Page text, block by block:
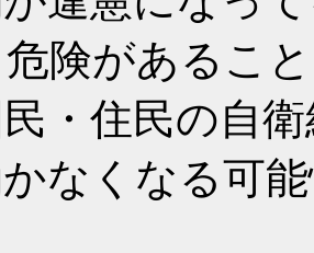
険があるこ
・住民の自
なくなる可